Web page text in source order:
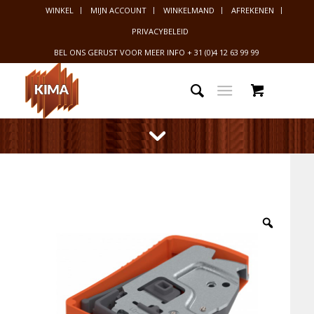
WINKEL MIJN ACCOUNT WINKELMAND
AFREKENEN
PRIVACYBELEID
BEL ONS GERUST VOOR MEER INFO+ 31 (0)4 12 63 99 99